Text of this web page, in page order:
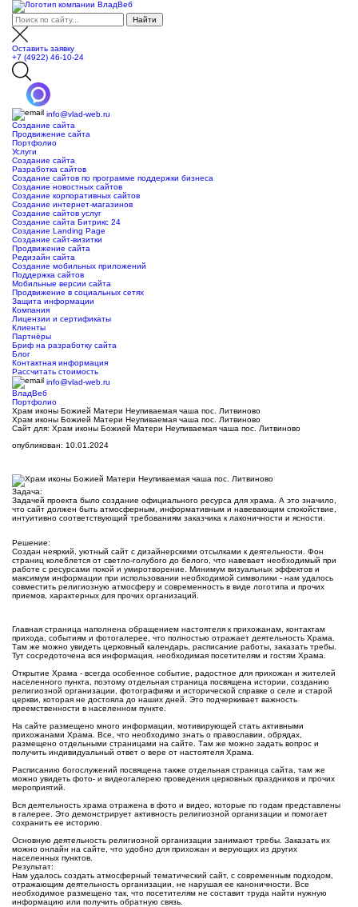
Оставить заявку
+7 (4922) 46-10-24
info@vlad-web.ru
Создание сайта
Продвижение сайта
Портфолио
Услуги
Создание сайта
Разработка сайтов
Создание сайтов по программе поддержки бизнеса
Создание новостных сайтов
Создание корпоративных сайтов
Создание интернет-магазинов
Создание сайтов услуг
Создание сайта Битрикс 24
Создание Landing Page
Создание сайт-визитки
Продвижение сайта
Редизайн сайта
Создание мобильных приложений
Поддержка сайтов
Мобильные версии сайта
Продвижение в социальных сетях
Защита информации
Компания
Лицензии и сертификаты
Клиенты
Партнёры
Бриф на разработку сайта
Блог
Контактная информация
Рассчитать стоимость
info@vlad-web.ru
ВладВеб
Портфолио
Храм иконы Божией Матери Неупиваемая чаша пос. Литвиново
Храм иконы Божией Матери Неупиваемая чаша пос. Литвиново
Сайт для: Храм иконы Божией Матери Неупиваемая чаша пос. Литвиново
опубликован: 10.01.2024
Задача:
Задачей проекта было создание официального ресурса для храма. А это значило,
что сайт должен быть атмосферным, информативным и навевающим спокойствие,
интуитивно соответствующий требованиям заказчика к лаконичности и ясности.
Решение:
Создан неяркий, уютный сайт с дизайнерскими отсылками к деятельности. Фон
страниц колеблется от светло-голубого до белого, что навевает необходимый при
работе с ресурсами покой и умиротворение. Минимум визуальных эффектов и
максимум информации при использовании необходимой символики - нам удалось
совместить религиозную атмосферу и современность в виде логотипа и прочих
приемов, характерных для прочих организаций.
Главная страница наполнена обращением настоятеля к прихожанам, контактам
прихода, событиям и фотогалерее, что полностью отражает деятельность Храма.
Там же можно увидеть церковный календарь, расписание работы, заказать требы.
Тут сосредоточена вся информация, необходимая посетителям и гостям Храма.
Открытие Храма - всегда особенное событие, радостное для прихожан и жителей
населенного пункта, поэтому отдельная страница посвящена истории, созданию
религиозной организации, фотографиям и исторической справке о селе и старой
церкви, которая не достояла до наших дней. Это подчеркивает важность
преемственности в населенном пункте.
На сайте размещено много информации, мотивирующей стать активными
прихожанами Храма. Все, что необходимо знать о православии, обрядах,
размещено отдельными страницами на сайте. Там же можно задать вопрос и
получить индивидуальный ответ о вере от настоятеля Храма.
Расписанию богослужений посвящена также отдельная страница сайта, там же
можно увидеть фото- и видеогалерею проведения церковных праздников и прочих
мероприятий.
Вся деятельность храма отражена в фото и видео, которые по годам представлены
в галерее. Это демонстрирует активность религиозной организации и помогает
сохранить ее историю.
Основную деятельность религиозной организации занимают требы. Заказать их
можно онлайн на сайте, что удобно для прихожан и верующих из других
населенных пунктов.
Результат:
Нам удалось создать атмосферный тематический сайт, с современным подходом,
отражающим деятельность организации, не нарушая ее каноничности. Все
необходимое размещено так, что посетителям не составит труда найти нужную
информацию или получить обратную связь.